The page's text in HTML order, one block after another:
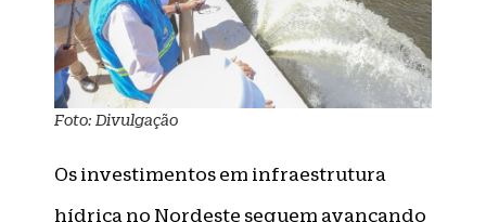
Foto: Divulgação
Os investimentos em infraestrutura
hídrica no Nordeste seguem avançando